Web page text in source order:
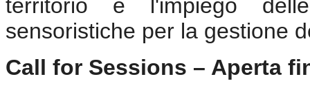
territorio e l'impiego
sensoristiche per la gestione
Call for Sessions – Aperta